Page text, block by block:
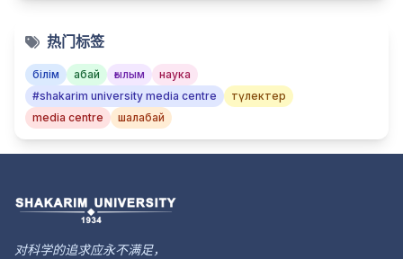
热门标签
білім абай ғылым
наука
#shakarim university media centre
түлектер
media centre
шалабай
对科学的追求应永不满足，